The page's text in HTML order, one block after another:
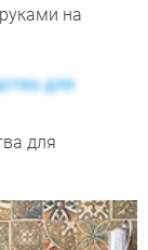
на
для